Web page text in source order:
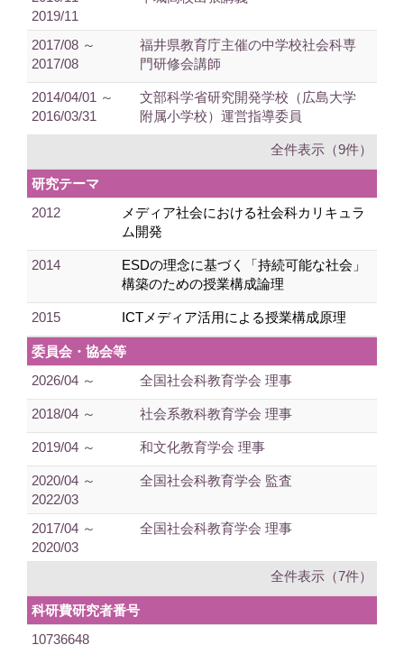
2019/11
2017/08 ～
2017/08
福井県教育庁主催の中学校社会科専
門研修会講師
2014/04/01 ～
2016/03/31
文部科学省研究開発学校（広島大学
附属小学校）運営指導委員
全件表示（9件）
研究テーマ
2012
メディア社会における社会科カリキュラ
ム開発
2014
ESDの理念に基づく「持続可能な社会」
構築のための授業構成論理
2015 ICTメディア活用による授業構成原理
委員会・協会等
2026/04 ～
全国社会科教育学会 理事
2018/04 ～ 社会系教科教育学会 理事
2019/04 ～ 和文化教育学会 理事
2020/04 ～
2022/03
全国社会科教育学会 監査
2017/04 ～
2020/03
全国社会科教育学会 理事
全件表示（7件）
科研費研究者番号
10736648